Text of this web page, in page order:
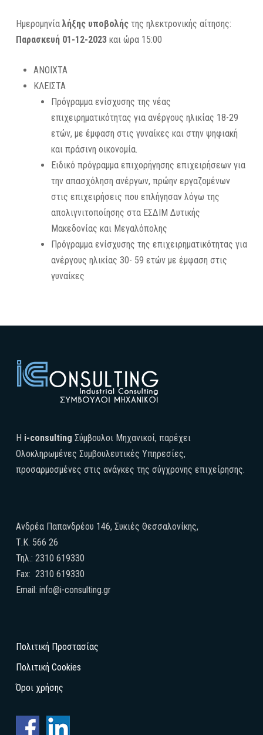
Hμερομηνίαλήξης υποβολήςτης ηλεκτρονικής αίτησης:
Παρασκευή 01-12-2023 και ώρα 15:00
ΑΝΟΙΧΤΑ
ΚΛΕΙΣΤΑ
Πρόγραμμα ενίσχυσης της νέας
επιχειρηματικότητας για ανέργους ηλικίας 18-29
ετών, με έμφαση στις γυναίκες και στην ψηφιακή
και πράσινη οικονομία.
Ειδικό πρόγραμμα επιχορήγησης επιχειρήσεων για
την απασχόληση ανέργων, πρώην εργαζομένων
στις επιχειρήσεις που επλήγησαν λόγω της
απολιγνιτοποίησης στα ΕΣΔΙΜ Δυτικής
Μακεδονίας και Μεγαλόπολης
Πρόγραμμα ενίσχυσης της επιχειρηματικότητας για
ανέργους ηλικίας 30- 59 ετών με έμφαση στις
γυναίκες
H i-consulting Σύμβουλοι Μηχανικοί, παρέχει
Ολοκληρωμένες Συμβουλευτικές Υπηρεσίες,
προσαρμοσμένες στις ανάγκες της σύγχρονης επιχείρησης.
Ανδρέα Παπανδρέου 146, Συκιές Θεσσαλονίκης,
Τ.Κ. 566 26
Τηλ.: 2310 619330
Fax: 2310 619330
Email: info@i-consulting.gr
Πολιτική Προστασίας
Πολιτική Cookies
Όροι χρήσης